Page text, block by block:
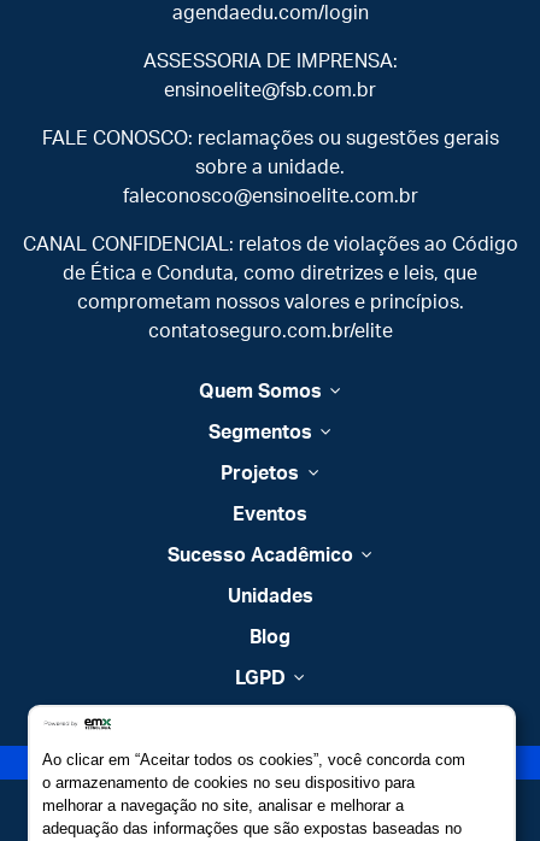
agendaedu.com/login
ASSESSORIA DE IMPRENSA:
ensinoelite@fsb.com.br
FALE CONOSCO: reclamações ou sugestões gerais
sobre a unidade.
faleconosco@ensinoelite.com.br
CANAL CONFIDENCIAL: relatos de violações ao Código
de Ética e Conduta, como diretrizes e leis, que
comprometam nossos valores e princípios.
contatoseguro.com.br/elite
Quem Somos
Segmentos
Projetos
Eventos
Sucesso Acadêmico
Unidades
Blog
LGPD
Estude no Elite
Ao clicar em “Aceitar todos os cookies”, você concorda com
o armazenamento de cookies no seu dispositivo para
melhorar a navegação no site, analisar e melhorar a
adequação das informações que são expostas baseadas no